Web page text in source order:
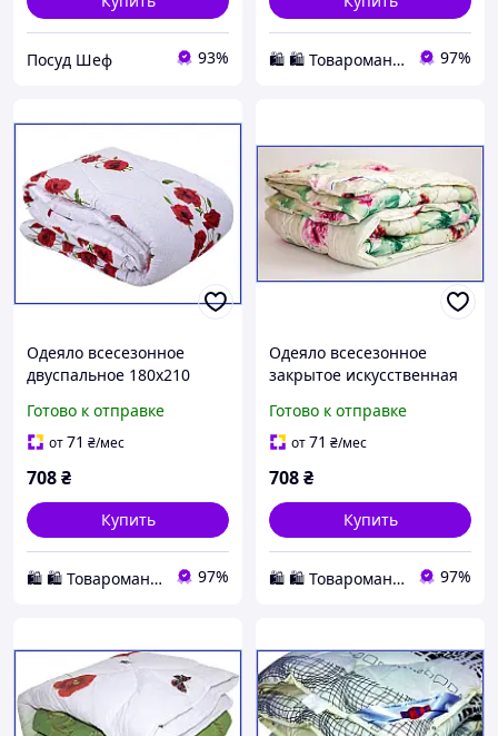
Посуд Шеф 93% 🛍️ 🛍️ Товаромания 🛍️ 🛍️ 97%
Одеяло всесезонное
двуспальное 180х210
шерсть поликоттон
дышащее мягкое
Готово к отправке
от71 ₴/мес
708₴
Купить
🛍️ 🛍️ Товаромания 🛍️ 🛍️ 97%
Одеяло всесезонное
закрытое искусственная
поликоттон 180х210 см
легкое дышащее Украина
Готово к отправке
от71 ₴/мес
708₴
Купить
🛍️ 🛍️ Товаромания 🛍️ 🛍️ 97%